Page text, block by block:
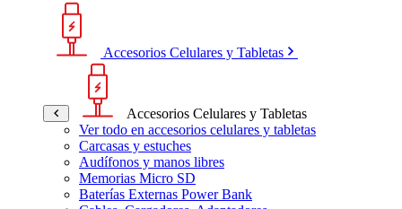
Accesorios Celulares y Tabletas
Accesorios Celulares y Tabletas
Ver todo en accesorios celulares y tabletas
Carcasas y estuches
Audífonos y manos libres
Memorias Micro SD
Baterías Externas Power Bank